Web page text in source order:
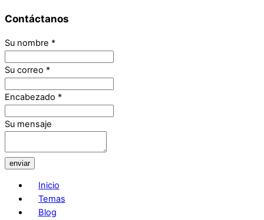
Contáctanos
Su nombre *
Su correo *
Encabezado *
Su mensaje
enviar
Inicio
Temas
Blog